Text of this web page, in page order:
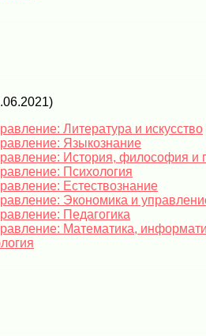
Литература и искусство
Языкознание
История, философия и
Психология
Естествознание
Экономика и
Педагогика
Математика,